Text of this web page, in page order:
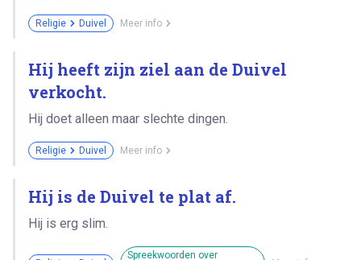
Religie Duivel Meer info
Hij heeft zijn ziel aan de Duivel
verkocht.
Hij doet alleen maar slechte dingen.
Religie Duivel Meer info
Hij is de Duivel te plat af.
Hij is erg slim.
Spreekwoorden over